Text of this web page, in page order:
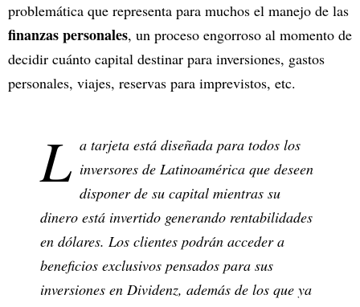
problemática que representa para muchos el manejo de las
finanzas personales, un proceso engorroso al momento de
decidir cuánto capital destinar para inversiones, gastos
personales, viajes, reservas para imprevistos, etc.
L a tarjeta está diseñada para todos los
inversores de Latinoamérica que deseen
disponer de su capital mientras su
dinero está invertido generando rentabilidades
en dólares. Los clientes podrán acceder a
beneficios exclusivos pensados para sus
inversiones en Dividenz, además de los que ya